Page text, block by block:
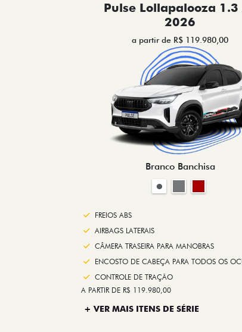
Pulse Lollapalooza 1.3
2026
a partir de R$ 119.980,00
Branco Banchisa
FREIOS ABS
AIRBAGS LATERAIS
CÂMERA TRASEIRA PARA MANOBRAS
ENCOSTO DE CABEÇA PARA TODOS OS
CONTROLE DE TRAÇÃO
A PARTIR DE R$ 119.980,00
+ VER MAIS ITENS DE SÉRIE